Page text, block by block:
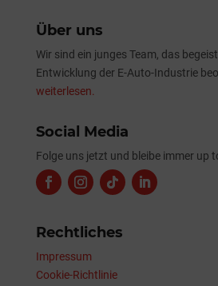
Über uns
Wir sind ein junges Team, das
Entwicklung der E-Auto-Industrie
weiterlesen.
Social Media
Folge uns jetzt und bleibe immer up
Rechtliches
Impressum
Cookie-Richtlinie